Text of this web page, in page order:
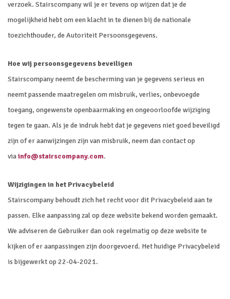
verzoek. Stairscompany wil je er tevens op wijzen dat je de
mogelijkheid hebt om een klacht in te dienen bij de nationale
toezichthouder, de Autoriteit Persoonsgegevens.
Hoe wij persoonsgegevens beveiligen
Stairscompany neemt de bescherming van je gegevens serieus en
neemt passende maatregelen om misbruik, verlies, onbevoegde
toegang, ongewenste openbaarmaking en ongeoorloofde wijziging
tegen te gaan. Als je de indruk hebt dat je gegevens niet goed beveiligd
zijn of er aanwijzingen zijn van misbruik, neem dan contact op
viainfo@stairscompany.com.
Wijzigingen in het Privacybeleid
Stairscompany behoudt zich het recht voor dit Privacybeleid aan te
passen. Elke aanpassing zal op deze website bekend worden gemaakt.
We adviseren de Gebruiker dan ook regelmatig op deze website te
kijken of er aanpassingen zijn doorgevoerd. Het huidige Privacybeleid
is bijgewerkt op 22-04-2021.